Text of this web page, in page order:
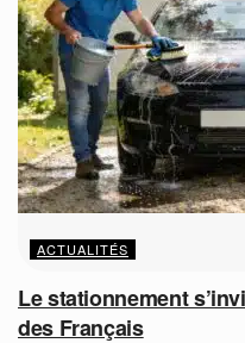
ACTUALITÉS
Le stationnement
des Français